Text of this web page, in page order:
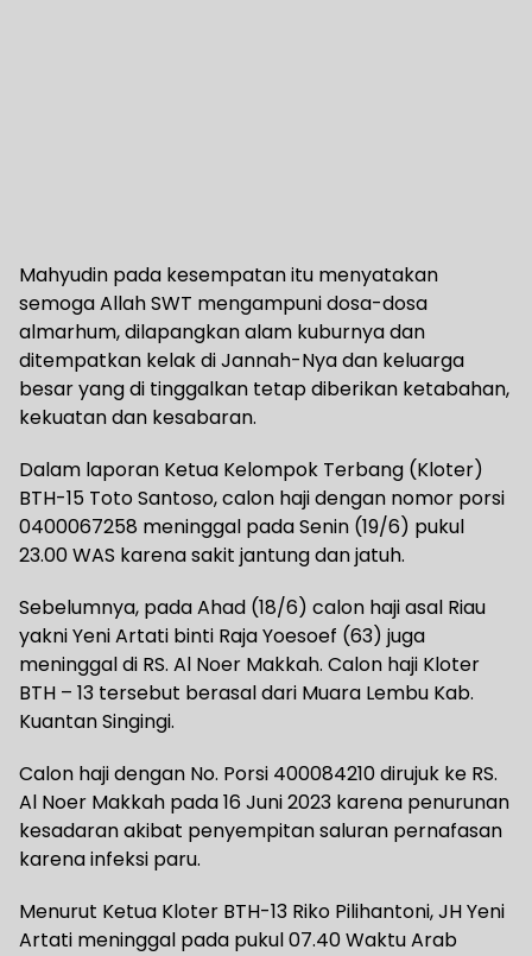
Mahyudin pada kesempatan itu menyatakan
semoga Allah SWT mengampuni dosa-dosa
almarhum, dilapangkan alam kuburnya dan
ditempatkan kelak di Jannah-Nya dan keluarga
besar yang di tinggalkan tetap diberikan ketabahan,
kekuatan dan kesabaran.
Dalam laporan Ketua Kelompok Terbang (Kloter)
BTH-15 Toto Santoso, calon haji dengan nomor porsi
0400067258 meninggal pada Senin (19/6) pukul
23.00 WAS karena sakit jantung dan jatuh.
Sebelumnya, pada Ahad (18/6) calon haji asal Riau
yakni Yeni Artati binti Raja Yoesoef (63) juga
meninggal di RS. Al Noer Makkah. Calon haji Kloter
BTH – 13 tersebut berasal dari Muara Lembu Kab.
Kuantan Singingi.
Calon haji dengan No. Porsi 400084210 dirujuk ke RS.
Al Noer Makkah pada 16 Juni 2023 karena penurunan
kesadaran akibat penyempitan saluran pernafasan
karena infeksi paru.
Menurut Ketua Kloter BTH-13 Riko Pilihantoni, JH Yeni
Artati meninggal pada pukul 07.40 Waktu Arab